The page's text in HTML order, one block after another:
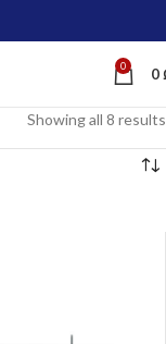
0 0
Showing all 8 results